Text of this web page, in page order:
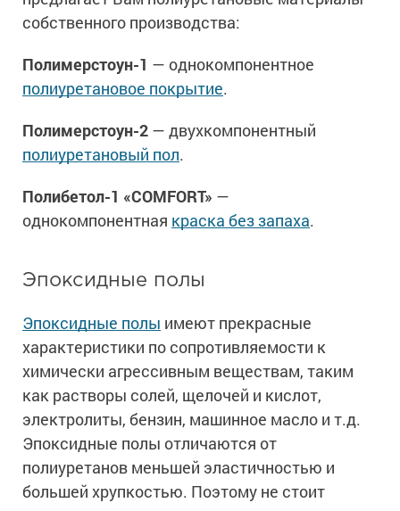
собственного производства:
Полимерстоун-1 — однокомпонентное
полиуретановое покрытие.
Полимерстоун-2 — двухкомпонентный
полиуретановый пол.
Полибетол-1 «COMFORT» —
однокомпонентная краска без запаха.
Эпоксидные полы
Эпоксидные полы имеют прекрасные
характеристики по сопротивляемости к
химически агрессивным веществам, таким
как растворы солей, щелочей и кислот,
электролиты, бензин, машинное масло и т.д.
Эпоксидные полы отличаются от
полиуретанов меньшей эластичностью и
большей хрупкостью. Поэтому не стоит